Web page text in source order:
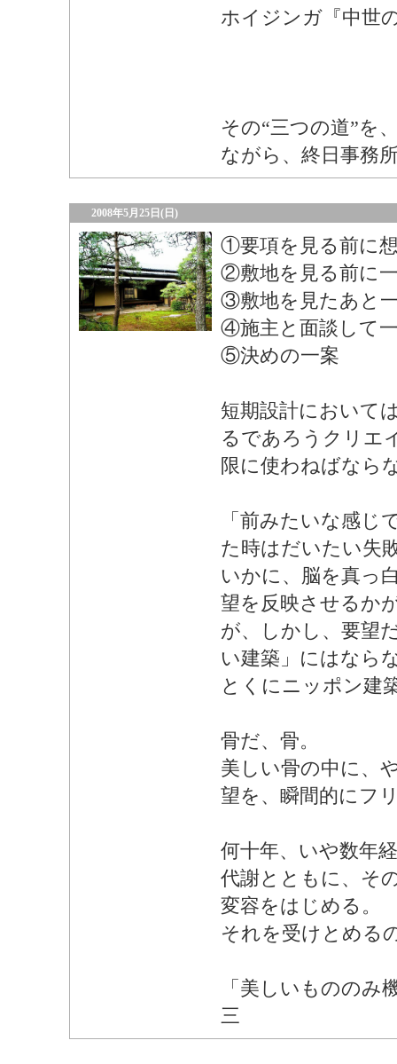
ホイジンガ『中世
その“三つの道”を
ながら、終日事務
2008年5月25日(日)
①要項を見る前に
②敷地を見る前に
③敷地を見たあと
④施主と面談して
⑤決めの一案
短期設計において
るであろうクリエ
限に使わねばなら
「前みたいな感
た時はだいたい失
いかに、脳を真っ
望を反映させるか
が、しかし、要望
い建築」にはなら
とくにニッポン建
骨だ、骨。
美しい骨の中に、
望を、瞬間的にフ
何十年、いや数年
代謝とともに、そ
変容をはじめる。
それを受けとめる
「美しいもののみ
三